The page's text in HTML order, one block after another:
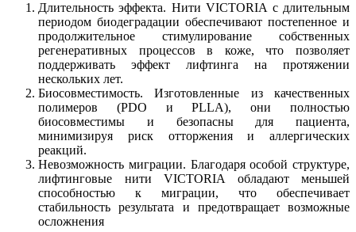
Длительность эффекта. Нити VICTORIA с длительным
периодом биодеградации обеспечивают постепенное и
продолжительное стимулирование собственных
регенеративных процессов в коже, что позволяет
поддерживать эффект лифтинга на протяжении
нескольких лет.
Биосовместимость. Изготовленные из качественных
полимеров (PDO и PLLA), они полностью
биосовместимы и безопасны для пациента,
минимизируя риск отторжения и аллергических
реакций.
Невозможность миграции. Благодаря особой структуре,
лифтинговые нити VICTORIA обладают меньшей
способностью к миграции, что обеспечивает
стабильность результата и предотвращает возможные
осложнения